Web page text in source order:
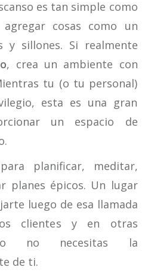
es tan simple como
cosas como un
y sillones. Si realmente
, crea un ambiente con
tu (o tu personal)
esta es una gran
un espacio de
planificar, meditar,
planes épicos. Un lugar
luego de esa llamada
clientes y en otras
no necesitas la
de ti.